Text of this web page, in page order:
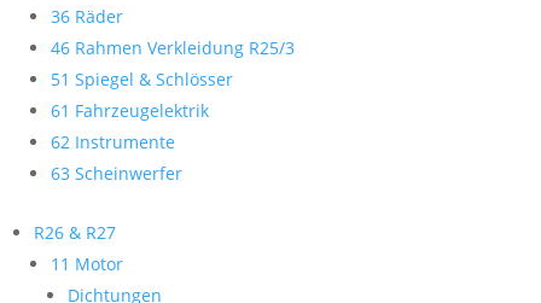
36 Räder
46 Rahmen Verkleidung R25/3
51 Spiegel & Schlösser
61 Fahrzeugelektrik
62 Instrumente
63 Scheinwerfer
R26 & R27
11 Motor
Dichtungen